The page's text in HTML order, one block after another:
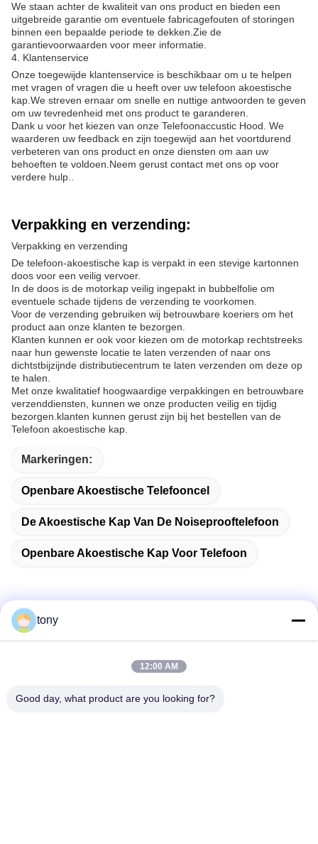
We staan achter de kwaliteit van ons product en bieden een
uitgebreide garantie om eventuele fabricagefouten of storingen
binnen een bepaalde periode te dekken.Zie de
garantievoorwaarden voor meer informatie.
4. Klantenservice
Onze toegewijde klantenservice is beschikbaar om u te helpen
met vragen of vragen die u heeft over uw telefoon akoestische
kap.We streven ernaar om snelle en nuttige antwoorden te geven
om uw tevredenheid met ons product te garanderen.
Dank u voor het kiezen van onze Telefoonaccustic Hood. We
waarderen uw feedback en zijn toegewijd aan het voortdurend
verbeteren van ons product en onze diensten om aan uw
behoeften te voldoen.Neem gerust contact met ons op voor
verdere hulp..
Verpakking en verzending:
Verpakking en verzending
De telefoon-akoestische kap is verpakt in een stevige kartonnen
doos voor een veilig vervoer.
In de doos is de motorkap veilig ingepakt in bubbelfolie om
eventuele schade tijdens de verzending te voorkomen.
Voor de verzending gebruiken wij betrouwbare koeriers om het
product aan onze klanten te bezorgen.
Klanten kunnen er ook voor kiezen om de motorkap rechtstreeks
naar hun gewenste locatie te laten verzenden of naar ons
dichtstbijzijnde distributiecentrum te laten verzenden om deze op
te halen.
Met onze kwalitatief hoogwaardige verpakkingen en betrouwbare
verzenddiensten, kunnen we onze producten veilig en tijdig
bezorgen.klanten kunnen gerust zijn bij het bestellen van de
Telefoon akoestische kap.
Markeringen:
Openbare Akoestische Telefooncel
De Akoestische Kap Van De Noiseprooftelefoon
Openbare Akoestische Kap Voor Telefoon
Snel contact
Zhihui Innovation Center, gebouw A, zaal 607, Shenzhen -
tony
12:00 AM
Good day, what product are you looking for?